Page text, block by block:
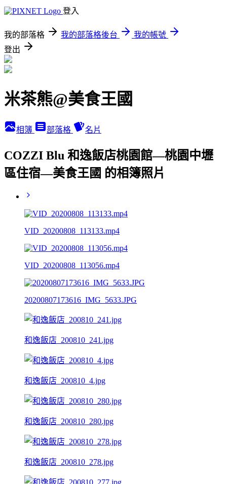
登入
我的部落格 我的部落格後台
我的帳號
登出
米茶熊@美食王國
相簿 部落格 名片
COZZI Blu 和逸飯店桃園館—桃園中壢
區住宿—美食王國 的相簿照片
VID_20200808_113133.mp4
VID_20200808_113056.mp4
20200807173616_IMG_5633.JPG
和逸飯店_200810_241.jpg
和逸飯店_200810_4.jpg
和逸飯店_200810_280.jpg
和逸飯店_200810_278.jpg